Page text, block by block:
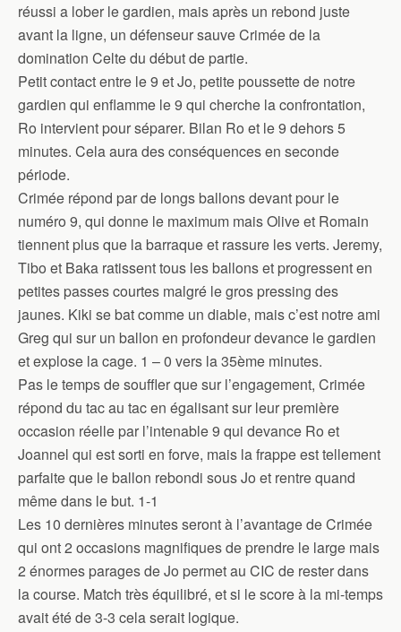
réussi a lober le gardien, mais après un rebond juste
avant la ligne, un défenseur sauve Crimée de la
domination Celte du début de partie.
Petit contact entre le 9 et Jo, petite poussette de notre
gardien qui enflamme le 9 qui cherche la confrontation,
Ro intervient pour séparer. Bilan Ro et le 9 dehors 5
minutes. Cela aura des conséquences en seconde
période.
Crimée répond par de longs ballons devant pour le
numéro 9, qui donne le maximum mais Olive et Romain
tiennent plus que la barraque et rassure les verts. Jeremy,
Tibo et Baka ratissent tous les ballons et progressent en
petites passes courtes malgré le gros pressing des
jaunes. Kiki se bat comme un diable, mais c’est notre ami
Greg qui sur un ballon en profondeur devance le gardien
et explose la cage. 1 – 0 vers la 35ème minutes.
Pas le temps de souffler que sur l’engagement, Crimée
répond du tac au tac en égalisant sur leur première
occasion réelle par l’intenable 9 qui devance Ro et
Joannel qui est sorti en forve, mais la frappe est tellement
parfaite que le ballon rebondi sous Jo et rentre quand
même dans le but. 1-1
Les 10 dernières minutes seront à l’avantage de Crimée
qui ont 2 occasions magnifiques de prendre le large mais
2 énormes parages de Jo permet au CIC de rester dans
la course. Match très équilibré, et si le score à la mi-temps
avait été de 3-3 cela serait logique.